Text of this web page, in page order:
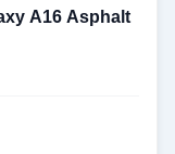
A16 Asphalt